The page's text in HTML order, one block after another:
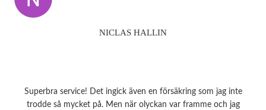
NICLAS HALLIN
Superbra service! Det ingick även en försäkring som jag inte
trodde så mycket på. Men när olyckan var framme och jag